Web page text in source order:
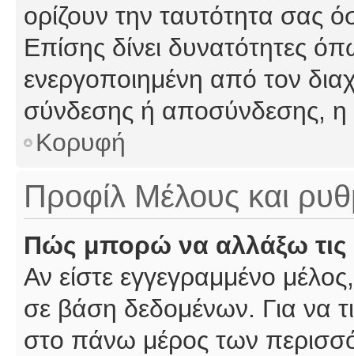
ορίζουν την ταυτότητα σας
Επίσης δίνει δυνατότητες
ενεργοποιημένη από τον
σύνδεσης ή αποσύνδεσης, η
Κορυφή
Προφίλ Μέλους και
Πώς μπορώ να αλλάξω τις
Αν είστε εγγεγραμμένο
σε βάση δεδομένων. Για να
στο πάνω μέρος των